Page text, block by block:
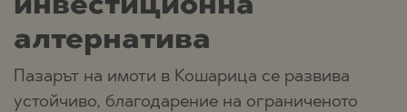
инвестиционна
алтернатива
Пазарът на имоти в Кошарица се развива
устойчиво, благодарение на ограниченото